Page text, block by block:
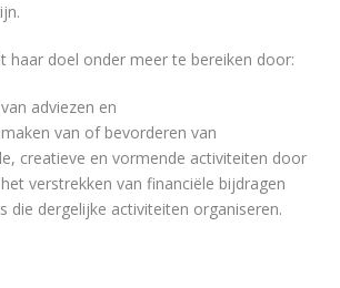
haar doel onder meer te bereiken door:
adviezen en
van of bevorderen van
creatieve en vormende activiteiten door
verstrekken van financiële bijdragen
die dergelijke activiteiten organiseren.